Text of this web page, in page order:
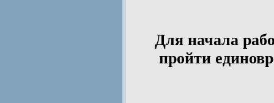
Для начала
пройти